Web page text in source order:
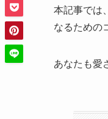
本記事では
なるための
あなたも愛